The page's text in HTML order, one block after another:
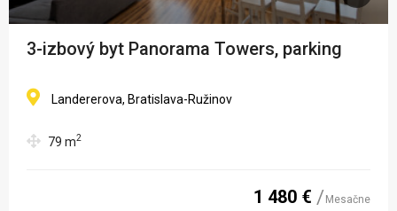
3-izbový byt Panorama Towers, parking
Landererova, Bratislava-Ružinov
79 m2
1 480 € Mesačne